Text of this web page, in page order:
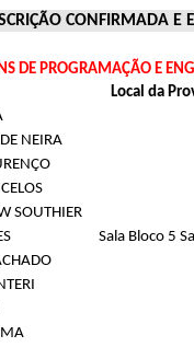
CONFIRMADA E
DE PROGRAMAÇÃO E
Local da
Sala Bloco 5
NEIRA
SOUTHIER